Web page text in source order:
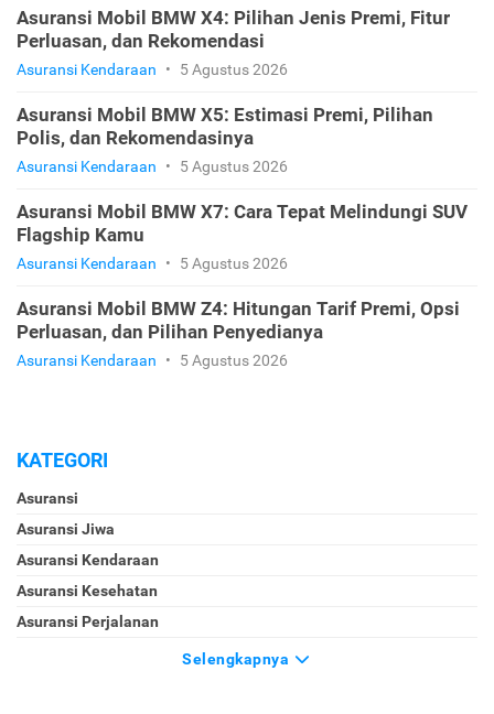
Asuransi Mobil BMW X4: Pilihan Jenis Premi, Fitur
Perluasan, dan Rekomendasi
Asuransi Kendaraan • 5 Agustus 2026
Asuransi Mobil BMW X5: Estimasi Premi, Pilihan
Polis, dan Rekomendasinya
Asuransi Kendaraan • 5 Agustus 2026
Asuransi Mobil BMW X7: Cara Tepat Melindungi SUV
Flagship Kamu
Asuransi Kendaraan • 5 Agustus 2026
Asuransi Mobil BMW Z4: Hitungan Tarif Premi, Opsi
Perluasan, dan Pilihan Penyedianya
Asuransi Kendaraan • 5 Agustus 2026
KATEGORI
Asuransi
Asuransi Jiwa
Asuransi Kendaraan
Asuransi Kesehatan
Asuransi Perjalanan
Selengkapnya